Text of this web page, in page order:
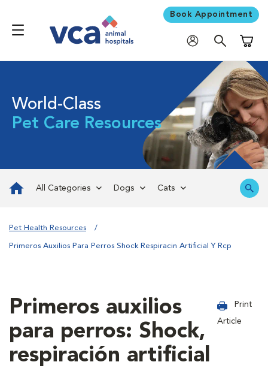
Book Appointment
World-Class
Pet Care Resources
All Categories Dogs Cats
Pet Health Resources
Primeros Auxilios Para Perros Shock Respiracin Artificial Y Rcp
Primeros auxilios
para perros: Shock,
respiración artificial
Print
Article